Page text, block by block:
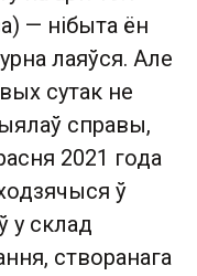
— нібыта ён
лаяўся. Але
сутак не
справы,
2021 года
ў
у склад
створанага